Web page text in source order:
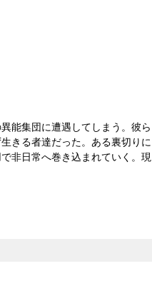
能集団に遭遇してしまう。彼ら
きる者達だった。ある裏切りに
非日常へ巻き込まれていく。現